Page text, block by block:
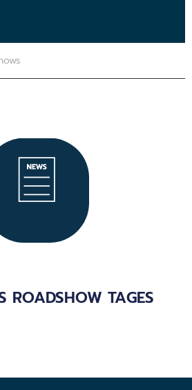
ROADSHOW TAGES